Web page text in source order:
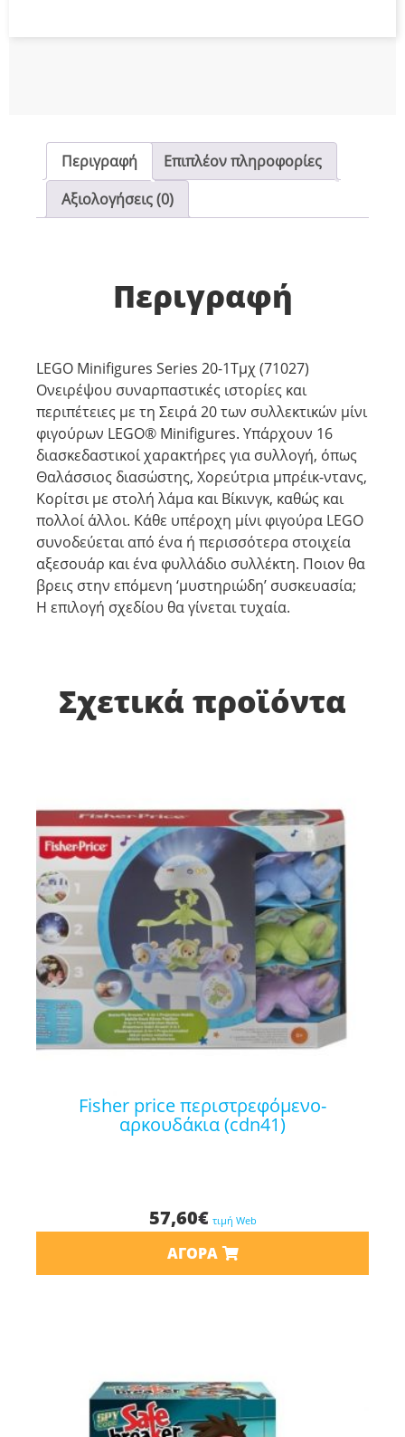
Περιγραφή
Επιπλέον πληροφορίες
Αξιολογήσεις (0)
Περιγραφή
LEGO Minifigures Series 20-1Τμχ (71027)
Ονειρέψου συναρπαστικές ιστορίες και
περιπέτειες με τη Σειρά 20 των συλλεκτικών μίνι
φιγούρων LEGO® Minifigures. Υπάρχουν 16
διασκεδαστικοί χαρακτήρες για συλλογή, όπως
Θαλάσσιος διασώστης, Χορεύτρια μπρέικ-ντανς,
Κορίτσι με στολή λάμα και Βίκινγκ, καθώς και
πολλοί άλλοι. Κάθε υπέροχη μίνι φιγούρα LEGO
συνοδεύεται από ένα ή περισσότερα στοιχεία
αξεσουάρ και ένα φυλλάδιο συλλέκτη. Ποιον θα
βρεις στην επόμενη ‘μυστηριώδη’ συσκευασία;
Η επιλογή σχεδίου θα γίνεται τυχαία.
Σχετικά προϊόντα
fisher price περιστρεφόμενο-
αρκουδάκια (cdn41)
57,60€ τιμή Web
ΑΓΟΡΆ